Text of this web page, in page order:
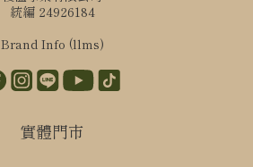
統編 24926184
Brand Info (llms)
實體門市